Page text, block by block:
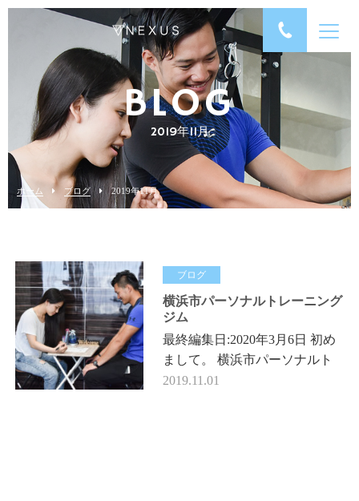
BLOG
2019年11月
ホーム ブログ 2019年11月
ブログ
横浜市パーソナルトレーニング
ジム
最終編集日:2020年3月6日 初め
まして。 横浜市パーソナルト
レーニングジム、functional
2019.11.01